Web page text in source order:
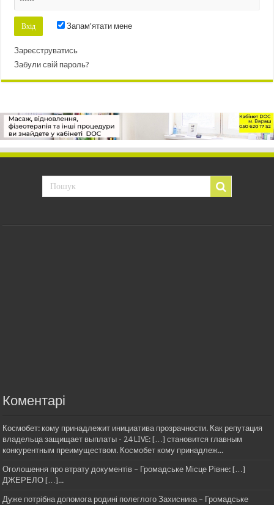
Запам'ятати мене
Зареєструватись
Забули свій пароль?
Коментарі
Космобет: кому принадлежит инициатива прозрачности. Как репутация
владельца защищает выплаты - 24 LIVE: […] становится главным
конкурентным преимуществом. Космобет кому принадлеж...
Оголошення про втрату документів – Громадське Місце Рівне: […]
ДЖЕРЕЛО […]...
Дуже потрібна допомога родині полеглого Захисника – Громадське